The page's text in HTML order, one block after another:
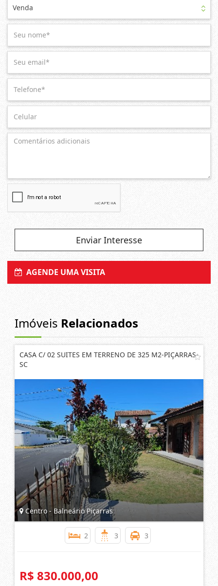
Venda
Enviar Interesse
AGENDE UMA VISITA
Imóveis Relacionados
CASA C/ 02 SUITES EM TERRENO DE 325 M2-PIÇARRAS-
SC
Centro - Balneário Piçarras
2 3 3
R$ 830.000,00